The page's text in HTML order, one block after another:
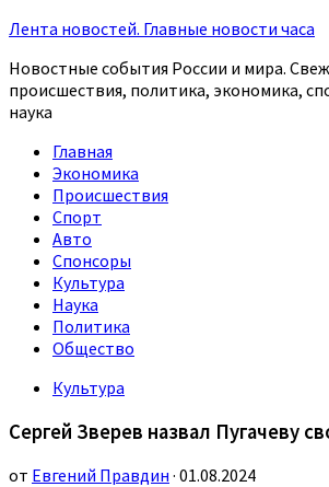
Лента новостей. Главные новости часа
Новостные события России и мира.
происшествия, политика, экономика,
наука
Главная
Экономика
Происшествия
Спорт
Авто
Спонсоры
Культура
Наука
Политика
Общество
Культура
Сергей Зверев назвал Пугачеву
от Евгений Правдин · 01.08.2024